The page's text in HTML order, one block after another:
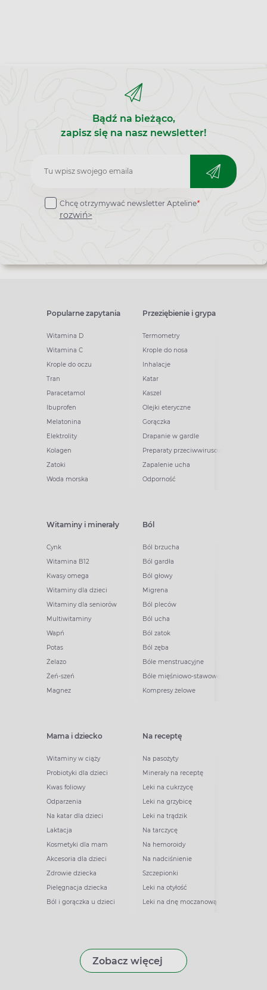
Bądź na bieżąco,
zapisz się na nasz newsletter!
Zapisz
do
newslettera
Chcę otrzymywać newsletter Apteline*
rozwiń>
Popularne zapytania
Witamina D
Witamina C
Krople do oczu
Tran
Paracetamol
Ibuprofen
Melatonina
Elektrolity
Kolagen
Zatoki
Woda morska
Przeziębienie i grypa
Termometry
Krople do nosa
Inhalacje
Katar
Kaszel
Olejki eteryczne
Gorączka
Drapanie w gardle
Preparaty przeciwwirusowe
Zapalenie ucha
Odporność
Witaminy i minerały
Cynk
Witamina B12
Kwasy omega
Witaminy dla dzieci
Witaminy dla seniorów
Multiwitaminy
Wapń
Potas
Żelazo
Żeń-szeń
Magnez
Ból
Ból brzucha
Ból gardła
Ból głowy
Migrena
Ból pleców
Ból ucha
Ból zatok
Ból zęba
Bóle menstruacyjne
Bóle mięśniowo-stawowe
Kompresy żelowe
Mama i dziecko
Witaminy w ciąży
Probiotyki dla dzieci
Kwas foliowy
Odparzenia
Na katar dla dzieci
Laktacja
Kosmetyki dla mam
Akcesoria dla dzieci
Zdrowie dziecka
Pielęgnacja dziecka
Ból i gorączka u dzieci
Na receptę
Na pasożyty
Minerały na receptę
Leki na cukrzycę
Leki na grzybicę
Leki na trądzik
Na tarczycę
Na hemoroidy
Na nadciśnienie
Szczepionki
Leki na otyłość
Leki na dnę moczanową
Zobacz więcej